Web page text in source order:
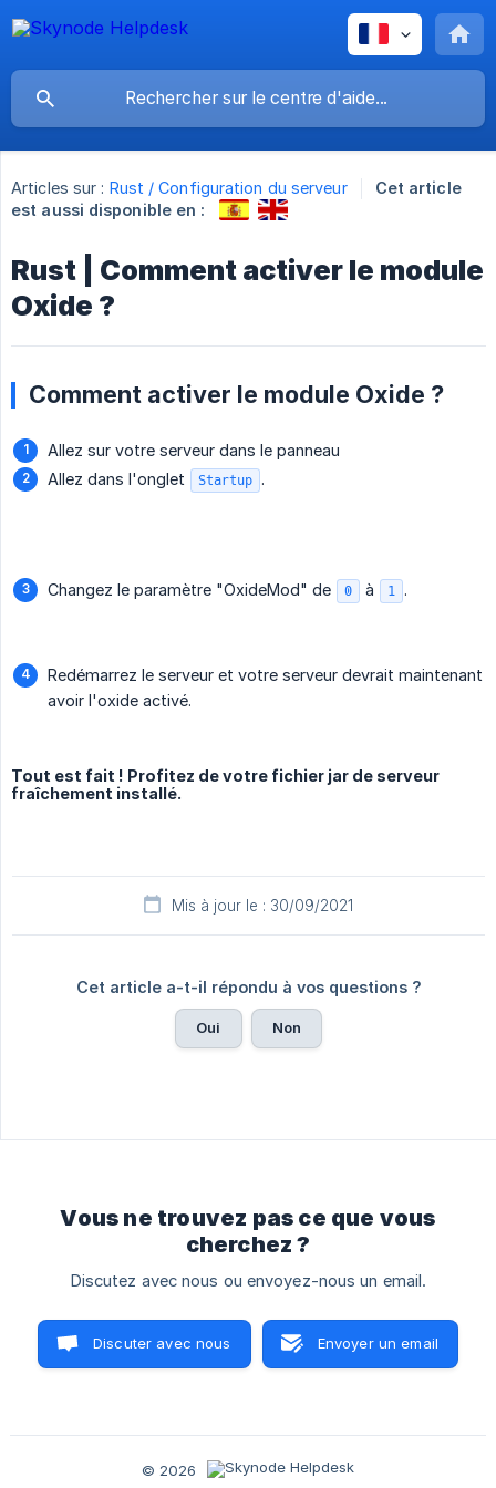
Articles sur : Rust / Configuration du serveur
Cet article
est aussi disponible en :
Rust | Comment activer le module
Oxide ?
Comment activer le module Oxide ?
Allez sur votre serveur dans le panneau
Allez dans l'onglet
Startup .
Changez le paramètre "OxideMod" de 0 à 1 .
Redémarrez le serveur et votre serveur devrait maintenant
avoir l'oxide activé.
Tout est fait ! Profitez de votre fichier jar de serveur
fraîchement installé.
Mis à jour le : 30/09/2021
Cet article a-t-il répondu à vos questions ?
Oui Non
Vous ne trouvez pas ce que vous
cherchez ?
Discutez avec nous ou envoyez-nous un email.
Discuter avec nous Envoyer un email
© 2026